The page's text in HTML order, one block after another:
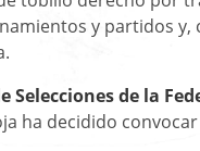
y partidos
Selecciones de la
ha decidido